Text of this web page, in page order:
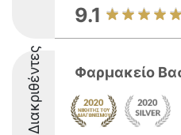
9.1
Διακριθέντες Φαρμακείο